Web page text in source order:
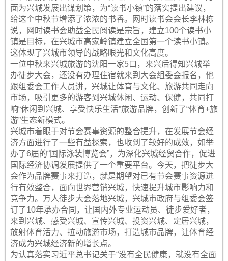
面为兴城发展出谋划策，为“读书小镇”的落实提出建议，
给这个中秋节增添了浓浓的书香。网时读书会会长李林栋
说，网时读书会助益全民阅读是宗旨，建立100个读书小
镇是目标，在兴城市高家岭镇建立全国第一个读书小镇。
这体现了兴城市领导的战略眼光和文化高度。
一位中秋来兴城旅游的沈阳一家5口，来兴后得知兴城举
办徒步大会，还没有办理住宿就来到大会组委会报名，他
跟组委会工作人员讲，兴城让体育与文化、旅游共同走向
市场，吸引更多的游客到兴城休闲、运动、保健，共同打
响“休闲到兴城、享受快乐生活”旅游品牌，创新了“体育+旅
游”生态新模式。
兴城市着眼于对节会赛事资源的整合提升，在发展节会经
济方面进行了一些有益探索，也收到了较好的成效，如举
办了6届的“国际泳装博览会”，为深化兴城经贸合作，促进
国际经济协调发展提供了一个重要平台。今天，把徒步大
会作为品牌赛事来打造，就是期望对已有节会赛事资源进
行有效整合，面向世界营销兴城，快速提升城市影响力和
竞争力。万人徒步大会落地兴城，兴城市政府与组委会签
订了10年承办合同，让国内外专业运动员、徒步爱好者，
来到兴城、感受兴城、宣传兴城、投资兴城、定居兴城，
放射体育活力、拉动旅游市场，打造城市品牌，让体育经
济成为兴城经济新的增长点。
为认真落实习近平总书记关于“没有全民健康，就没有全面